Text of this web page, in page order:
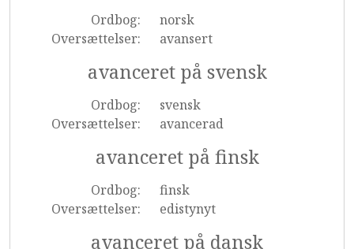
Ordbog:
norsk
Oversættelser:
avansert
avanceret på svensk
Ordbog:
svensk
Oversættelser:
avancerad
avanceret på finsk
Ordbog:
finsk
Oversættelser:
edistynyt
avanceret på dansk